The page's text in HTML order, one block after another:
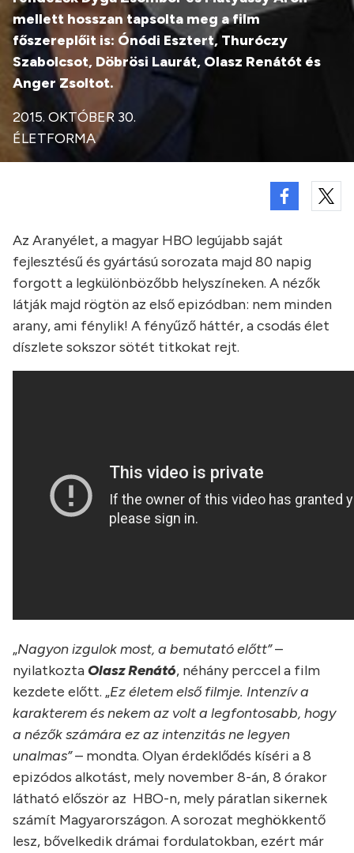
mellett hosszan tapsolta meg a film
főszereplőit is: Ónódi Esztert, Thuróczy
Szabolcsot, Döbrösi Laurát, Olasz Renátót és
Anger Zsoltot.
2015. OKTÓBER 30.
ÉLETFORMA
Az Aranyélet, a magyar HBO legújabb saját
fejlesztésű és gyártású sorozata majd 80 napig
forgott a legkülönbözőbb helyszíneken. A nézők
látják majd rögtön az első epizódban: nem minden
arany, ami fénylik! A fényűző háttér, a csodás élet
díszlete sokszor sötét titkokat rejt.
„Nagyon izgulok most, a bemutató előtt”–
nyilatkoztaOlasz Renátó, néhány perccel a film
kezdete előtt. „Ez életem első filmje. Intenzív a
karakterem és nekem az volt a legfontosabb, hogy
a nézők számára ez az intenzitás ne legyen
unalmas”– mondta. Olyan érdeklődés kíséri a 8
epizódos alkotást, mely november 8-án, 8 órakor
látható először az HBO-n, mely páratlan sikernek
számít Magyarországon. A sorozat meghökkentő
lesz, bővelkedik drámai fordulatokban, ezért már